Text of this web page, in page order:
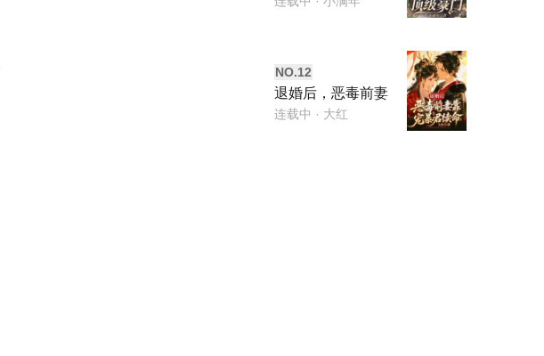
NO.12
退婚后，恶毒前妻
靠宠暴君续命
连载中 · 大红